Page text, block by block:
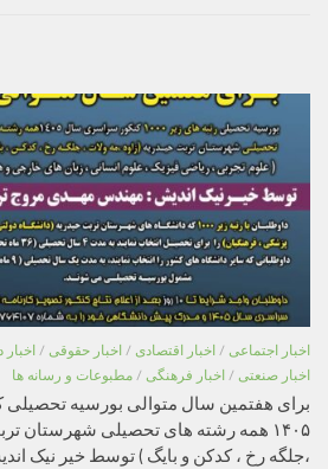
اخبار اجتماعی / اخبار اقتصادی / اخبار حقوقی /
اخبار صنعتی / اخبار فرهنگی / مطبوعات و رسانه ها
برای هفتمین سال متوالی بورسیه
۱۴۰۵ همه رشته های تحصیلی شهرستان
،جلگه رخ ، کدکن و بایگ ) توسط خیر نیک